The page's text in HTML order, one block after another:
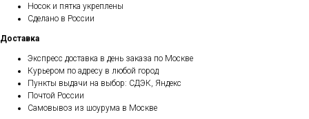
Носок и пятка укреплены
Сделано в России
Доставка
Экспресс доставка в день заказа по Москве
Курьером по адресу в любой город
Пункты выдачи на выбор: СДЭК, Яндекс
Почтой России
Самовывоз из шоурума в Москве